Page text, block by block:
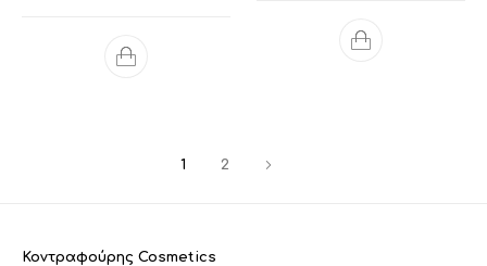
1 2
Κοντραφούρης Cosmetics